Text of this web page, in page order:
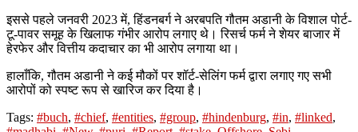
इससे पहले जनवरी 2023 में, हिंडनबर्ग ने अरबपति गौतम अडानी के विशाल पोर्ट-
टू-पावर समूह के खिलाफ गंभीर आरोप लगाए थे। रिसर्च फर्म ने शेयर बाजार में
हेरफेर और वित्तीय कदाचार का भी आरोप लगाया था।
हालाँकि, गौतम अडानी ने कई मौकों पर शॉर्ट-सेलिंग फर्म द्वारा लगाए गए सभी
आरोपों को स्पष्ट रूप से खारिज कर दिया है।
Tags: #buch, #chief, #entities, #group, #hindenburg, #in, #linked,